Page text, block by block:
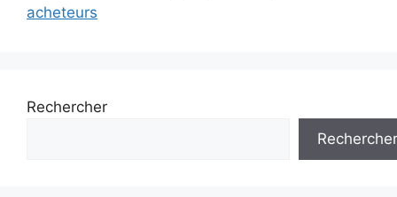
acheteurs
Rechercher
Rechercher